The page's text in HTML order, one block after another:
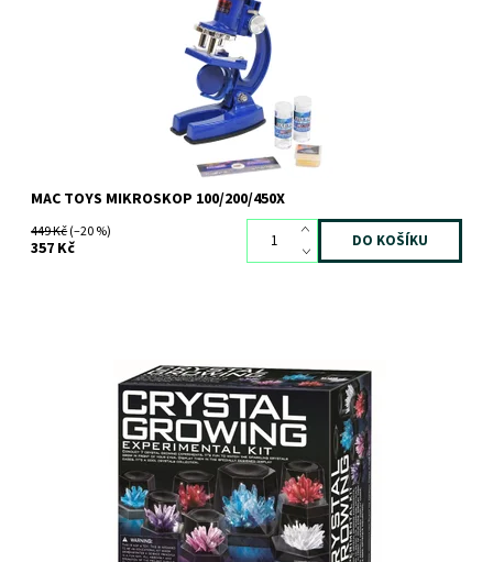
1 ks
MAC TOYS
MAC TOYS MIKROSKOP 100/200/450X
449 Kč(–20 %)
357 Kč
Vypěstuj si krásné krystaly formou zábavného pokusu!
Skladem3 ks
5550
MAC TOYS